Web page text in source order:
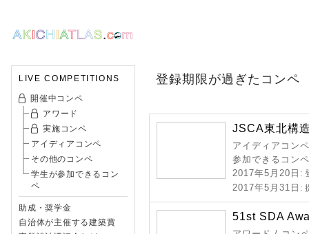
LIVE COMPETITIONS
開催中コンペ
アワード
実施コンペ
アイディアコンペ
その他のコンペ
学生が参加できるコン
ペ
助成・奨学金
自治体が主催する建築賞
登録期限が過ぎたコンペ
JSCA東北構
アイディアコン
参加できるコンペ
2017年5月20日 :
2017年5月31日 :
51st SDA